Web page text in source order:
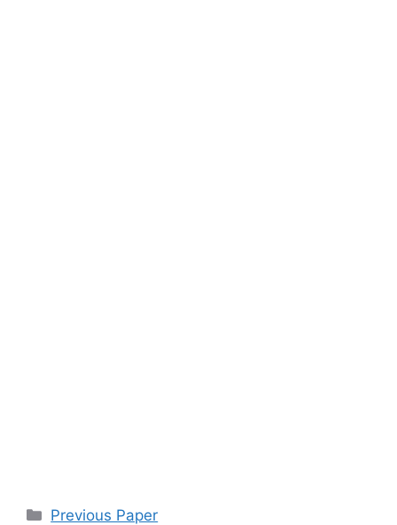
Categories
Previous Paper